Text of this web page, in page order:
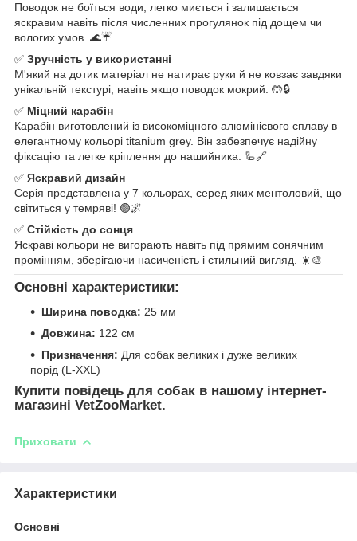
Поводок не боїться води, легко миється і залишається
яскравим навіть після численних прогулянок під дощем чи
вологих умов. 🌊☔
✅ Зручність у використанні
М'який на дотик матеріал не натирає руки й не ковзає завдяки
унікальній текстурі, навіть якщо поводок мокрий. 🤲🔒
✅ Міцний карабін
Карабін виготовлений із високоміцного алюмінієвого сплаву в
елегантному кольорі titanium grey. Він забезпечує надійну
фіксацію та легке кріплення до нашийника. 🦾🔗
✅ Яскравий дизайн
Серія представлена у 7 кольорах, серед яких ментоловий, що
світиться у темряві! 🟢🌌
✅ Стійкість до сонця
Яскраві кольори не вигорають навіть під прямим сонячним
промінням, зберігаючи насиченість і стильний вигляд. ☀️🎨
Основні характеристики:
Ширина поводка: 25 мм
Довжина: 122 см
Призначення: Для собак великих і дуже великих
порід (L-XXL)
Купити повідець для собак в нашому інтернет-
магазині VetZooMarket.
Приховати
Характеристики
Основні